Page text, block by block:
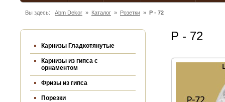
Вы здесь: Abm Dekor » Каталог » Розетки » Р - 72
Карнизы Гладкотянутые
Карнизы из гипса c
орнаментом
Фризы из гипса
Порезки
Р - 72